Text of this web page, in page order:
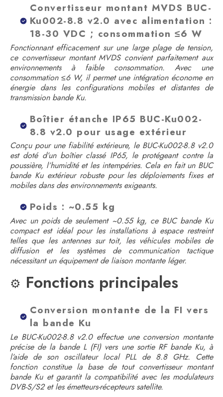
Convertisseur montant MVDS BUC-
Ku002-8.8 v2.0 avec alimentation :
18-30 VDC ; consommation ≤6 W
Fonctionnant efficacement sur une large plage de tension,
ce convertisseur montant MVDS convient parfaitement aux
environnements à faible consommation. Avec une
consommation ≤6 W, il permet une intégration économe en
énergie dans les configurations mobiles et distantes de
transmission bande Ku.
Boîtier étanche IP65 BUC-Ku002-
8.8 v2.0 pour usage extérieur
Conçu pour une fiabilité extérieure, le BUC-Ku002-8.8 v2.0
est doté d’un boîtier classé IP65, le protégeant contre la
poussière, l’humidité et les intempéries. Cela en fait un BUC
bande Ku extérieur robuste pour les déploiements fixes et
mobiles dans des environnements exigeants.
Poids : ~0.55 kg
Avec un poids de seulement ~0.55 kg, ce BUC bande Ku
compact est idéal pour les installations à espace restreint
telles que les antennes sur toit, les véhicules mobiles de
diffusion et les systèmes de communication tactique
nécessitant un équipement de liaison montante léger.
⚙️ Fonctions principales
Conversion montante de la FI vers
la bande Ku
Le BUC-Ku002-8.8 v2.0 effectue une conversion montante
précise de la bande L (FI) vers une sortie RF bande Ku, à
l’aide de son oscillateur local PLL de 8.8 GHz. Cette
fonction constitue la base de tout convertisseur montant
bande Ku et garantit la compatibilité avec les modulateurs
DVB-S/S2 et les émetteurs-récepteurs satellite.